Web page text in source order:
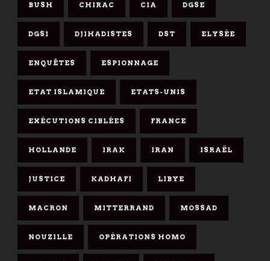
BUSH CHIRAC CIA DGSE
DGSI DJIHADISTES DST ELYSÉE
ENQUÊTES ESPIONNAGE
ETAT ISLAMIQUE ETATS-UNIS
EXÉCUTIONS CIBLÉES FRANCE
HOLLANDE IRAK IRAN ISRAËL
JUSTICE KADHAFI LIBYE
MACRON MITTERRAND MOSSAD
NOUZILLE OPÉRATIONS HOMO